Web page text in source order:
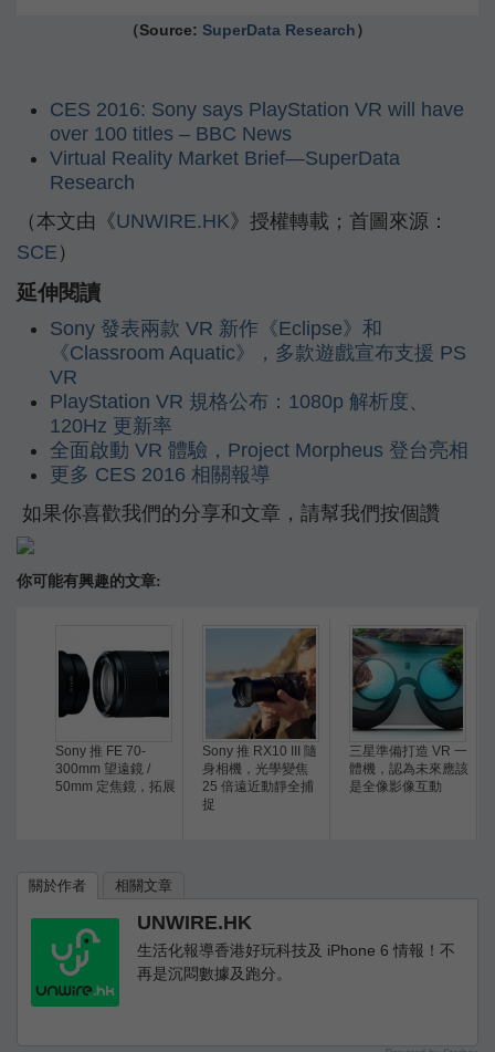
（Source: SuperData Research）
CES 2016: Sony says PlayStation VR will have
over 100 titles – BBC News
Virtual Reality Market Brief—SuperData
Research
（本文由《UNWIRE.HK》授權轉載；首圖來源：
SCE ）
延伸閱讀
Sony 發表兩款 VR 新作《Eclipse》和
《Classroom Aquatic》，多款遊戲宣布支援 PS
VR
PlayStation VR 規格公布：1080p 解析度、
120Hz 更新率
全面啟動 VR 體驗，Project Morpheus 登台亮相
更多 CES 2016 相關報導
如果你喜歡我們的分享和文章，請幫我們按個讚
你可能有興趣的文章:
Sony 推 FE 70-
300mm 望遠鏡 /
50mm 定焦鏡，拓展
Sony 推 RX10 III 隨
身相機，光學變焦
25 倍遠近動靜全捕
捉
三星準備打造 VR 一
體機，認為未來應該
是全像影像互動
關於作者 相關文章
UNWIRE.HK
生活化報導香港好玩科技及 iPhone 6 情報！不
再是沉悶數據及跑分。